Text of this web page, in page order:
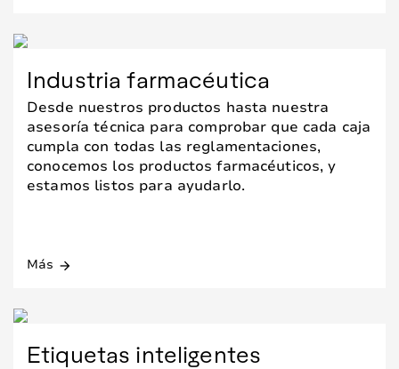
Industria farmacéutica
Desde nuestros productos hasta nuestra
asesoría técnica para comprobar que cada caja
cumpla con todas las reglamentaciones,
conocemos los productos farmacéuticos, y
estamos listos para ayudarlo.
Más arrow_forward
Etiquetas inteligentes